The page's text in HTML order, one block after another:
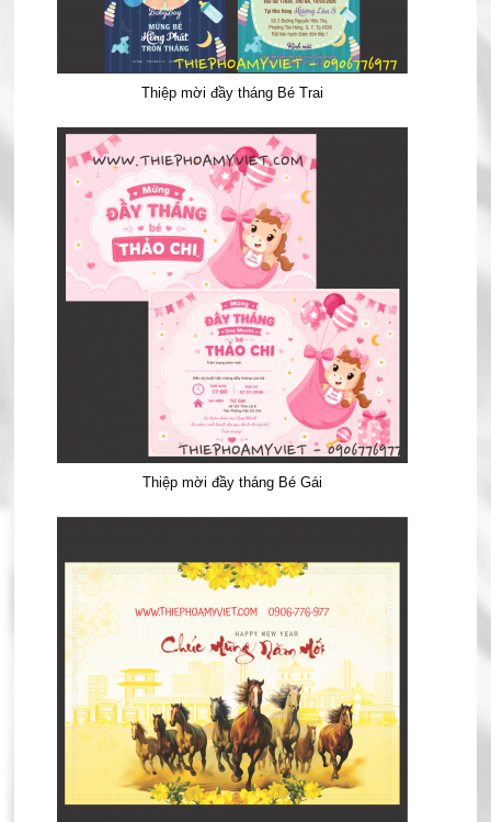
Thiệp mời đầy tháng Bé Trai
Thiệp mời đầy tháng Bé Gái